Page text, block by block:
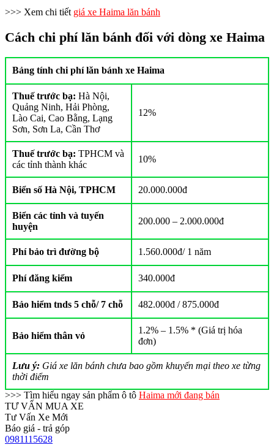
>>> Xem chi tiết giá xe Haima lăn bánh
Cách chi phí lăn bánh đối với dòng xe Haima
Bảng tính chi phí lăn bánh xe Haima
Thuế trước bạ: Hà Nội,
Quảng Ninh, Hải Phòng,
Lào Cai, Cao Bằng, Lạng
Sơn, Sơn La, Cần Thơ
12%
Thuế trước bạ: TPHCM và
các tỉnh thành khác
10%
Biển số Hà Nội, TPHCM 20.000.000đ
Biển các tỉnh và tuyến
huyện
200.000 – 2.000.000đ
Phí bảo trì đường bộ 1.560.000đ/ 1 năm
Phí đăng kiểm 340.000đ
Bảo hiểm tnds 5 chỗ/ 7 chỗ 482.000đ / 875.000đ
Bảo hiểm thân vỏ
1.2% – 1.5% * (Giá trị hóa
đơn)
Lưu ý: Giá xe lăn bánh chưa bao gồm khuyến mại theo xe từng
thời điểm
>>> Tìm hiểu ngay sản phẩm ô tô Haima mới đang bán
TƯ VẤN MUA XE
Tư Vấn Xe Mới
Báo giá - trả góp
0981115628